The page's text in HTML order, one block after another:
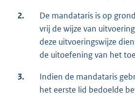
2.
De mandataris is op
vrij de wijze van
deze uitvoeringswijze
de uitoefening van het
3.
Indien de mandataris
het eerste lid bedoelde